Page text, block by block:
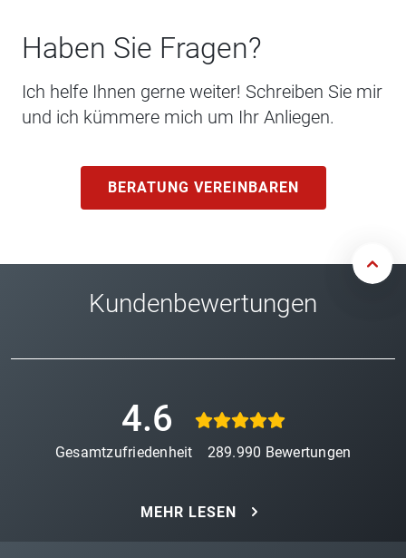
Haben Sie Fragen?
Ich helfe Ihnen gerne weiter! Schreiben Sie mir
und ich kümmere mich um Ihr Anliegen.
BERATUNG VEREINBAREN
Kundenbewertungen
4.6
Gesamtzufriedenheit 289.990 Bewertungen
MEHR LESEN